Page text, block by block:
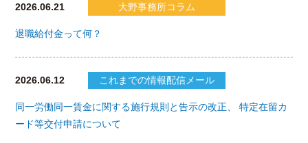
2026.06.21 大野事務所コラム
退職給付金って何？
2026.06.12 これまでの情報配信メール
同一労働同一賃金に関する施行規則と告示の改正、 特定在留カ
ード等交付申請について